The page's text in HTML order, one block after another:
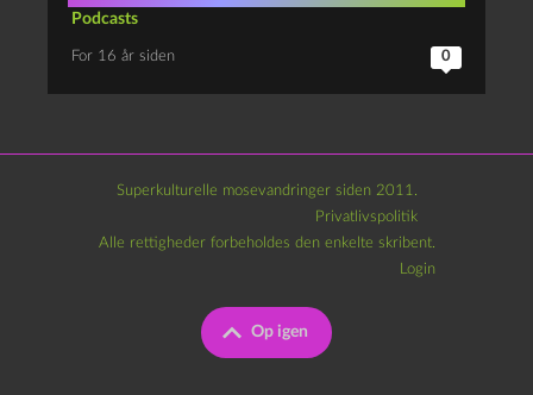
Podcasts
For 16 år siden 0
Superkulturelle mosevandringer siden 2011.
Privatlivspolitik
Op igen
Alle rettigheder forbeholdes den enkelte skribent.
Login